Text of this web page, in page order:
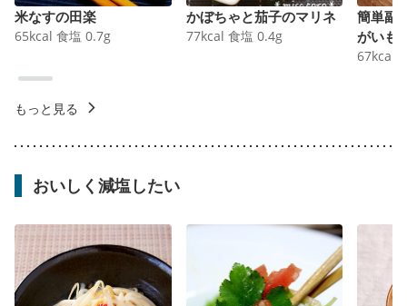
米なすの田楽
65kcal 食塩 0.7g
かぼちゃと茄子のマリネ
77kcal 食塩 0.4g
簡単副
がいも
67kcal
もっと見る
おいしく減塩したい